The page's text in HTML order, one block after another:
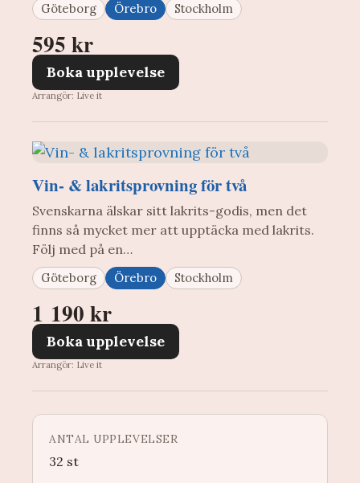
Göteborg Örebro Stockholm
595 kr
Boka upplevelse
Arrangör: Live it
Vin- & lakritsprovning för två
Svenskarna älskar sitt lakrits-godis, men det
finns så mycket mer att upptäcka med lakrits.
Följ med på en…
Göteborg Örebro Stockholm
1 190 kr
Boka upplevelse
Arrangör: Live it
ANTAL UPPLEVELSER
32 st